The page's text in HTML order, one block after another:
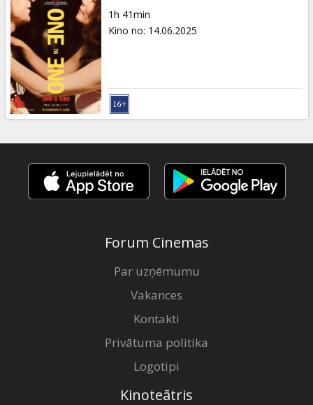
Kino
Klubs
1h 41min
Kino no: 14.06.2025
Forum Cinemas
Par uzņēmumu
Vakances
Kontakti
Privātuma politika
Logotipi
Kinoteātris